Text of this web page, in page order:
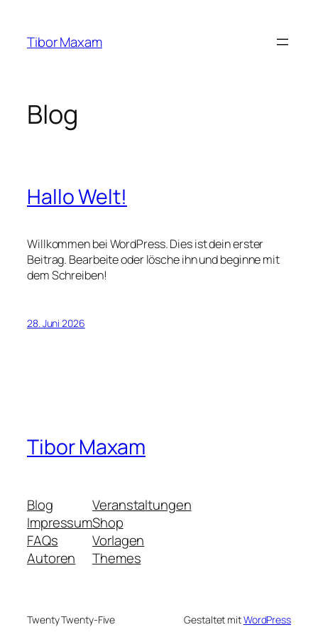
springen
Tibor Maxam
Blog
Hallo Welt!
Willkommen bei WordPress. Dies ist dein erster
Beitrag. Bearbeite oder lösche ihn und beginne mit
dem Schreiben!
28. Juni 2026
Tibor Maxam
Blog
Impressum
FAQs
Autoren
Veranstaltungen
Shop
Vorlagen
Themes
Twenty Twenty-Five Gestaltet mitWordPress